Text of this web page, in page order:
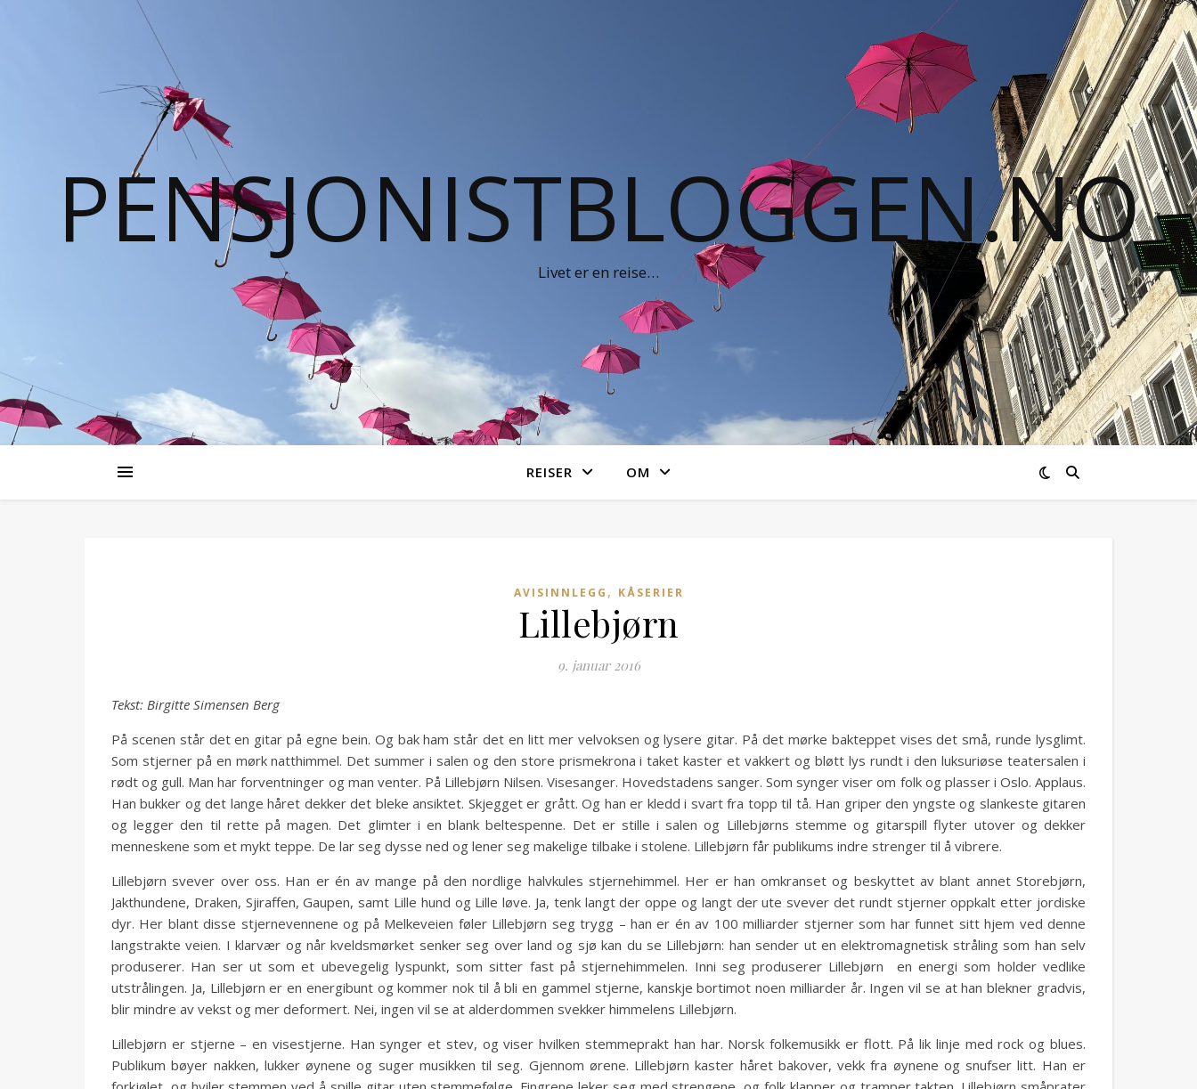
PENSJONISTBLOGGEN.NO
Livet er en reise…
REISER OM
AVISINNLEGG , KÅSERIER
Lillebjørn
9. januar 2016
Tekst: Birgitte Simensen Berg
På scenen står det en gitar på egne bein. Og bak ham står det en litt mer velvoksen og lysere gitar. På det mørke bakteppet vises det små, runde lysglimt.
Som stjerner på en mørk natthimmel. Det summer i salen og den store prismekrona i taket kaster et vakkert og bløtt lys rundt i den luksuriøse teatersalen i
rødt og gull. Man har forventninger og man venter. På Lillebjørn Nilsen. Visesanger. Hovedstadens sanger. Som synger viser om folk og plasser i Oslo. Applaus.
Han bukker og det lange håret dekker det bleke ansiktet. Skjegget er grått. Og han er kledd i svart fra topp til tå. Han griper den yngste og slankeste gitaren
og legger den til rette på magen. Det glimter i en blank beltespenne. Det er stille i salen og Lillebjørns stemme og gitarspill flyter utover og dekker
menneskene som et mykt teppe. De lar seg dysse ned og lener seg makelige tilbake i stolene. Lillebjørn får publikums indre strenger til å vibrere.
Lillebjørn svever over oss. Han er én av mange på den nordlige halvkules stjernehimmel. Her er han omkranset og beskyttet av blant annet Storebjørn,
Jakthundene, Draken, Sjiraffen, Gaupen, samt Lille hund og Lille løve. Ja, tenk langt der oppe og langt der ute svever det rundt stjerner oppkalt etter jordiske
dyr. Her blant disse stjernevennene og på Melkeveien føler Lillebjørn seg trygg – han er én av 100 milliarder stjerner som har funnet sitt hjem ved denne
langstrakte veien. I klarvær og når kveldsmørket senker seg over land og sjø kan du se Lillebjørn: han sender ut en elektromagnetisk stråling som han selv
produserer. Han ser ut som et ubevegelig lyspunkt, som sitter fast på stjernehimmelen. Inni seg produserer Lillebjørn en energi som holder vedlike
utstrålingen. Ja, Lillebjørn er en energibunt og kommer nok til å bli en gammel stjerne, kanskje bortimot noen milliarder år. Ingen vil se at han blekner gradvis,
blir mindre av vekst og mer deformert. Nei, ingen vil se at alderdommen svekker himmelens Lillebjørn.
Lillebjørn er stjerne – en visestjerne. Han synger et stev, og viser hvilken stemmeprakt han har. Norsk folkemusikk er flott. På lik linje med rock og blues.
Publikum bøyer nakken, lukker øynene og suger musikken til seg. Gjennom ørene. Lillebjørn kaster håret bakover, vekk fra øynene og snufser litt. Han er